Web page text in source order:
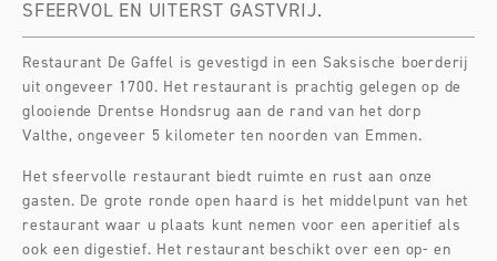
SFEERVOL EN UITERST GASTVRIJ.
Restaurant De Gaffel is gevestigd in een Saksische boerderij
uit ongeveer 1700. Het restaurant is prachtig gelegen op de
glooiende Drentse Hondsrug aan de rand van het dorp
Valthe, ongeveer 5 kilometer ten noorden van Emmen.
Het sfeervolle restaurant biedt ruimte en rust aan onze
gasten. De grote ronde open haard is het middelpunt van het
restaurant waar u plaats kunt nemen voor een aperitief als
ook een digestief. Het restaurant beschikt over een op- en